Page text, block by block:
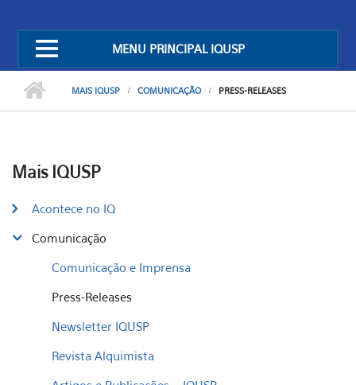
MENU PRINCIPAL IQUSP
MAIS IQUSP COMUNICAÇÃO PRESS-RELEASES
Mais IQUSP
Acontece no IQ
Comunicação
Comunicação e Imprensa
Press-Releases
Newsletter IQUSP
Revista Alquimista